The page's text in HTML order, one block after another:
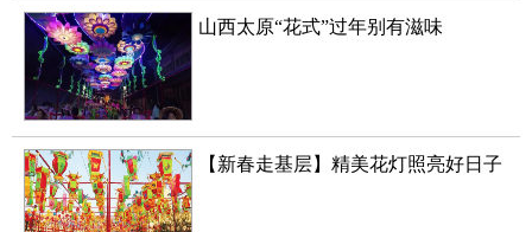
山西太原“花式”过年别有滋味
【新春走基层】精美花灯照亮好日子